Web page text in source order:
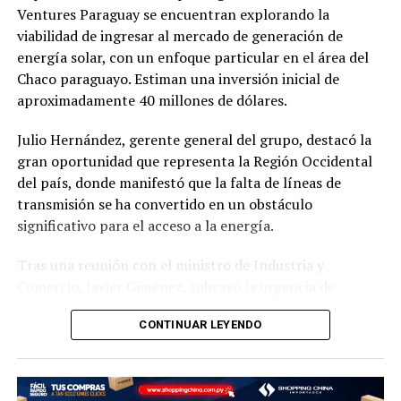
por valores de 18.500.000 y 10.400.000 guaraníes
respectivamente, sosteniendo que la señora Garrido
había pagado por todos los equipamientos e
infraestructura del comedor.
son facturas habían sido «anuladas por su titular» y que
«son de contenido falso», presuntamente completadas
por la Lic. Rosalba Garay, contadora que actualmente
trabaja con Garrido. De demostrarse que estos
documentos fueron anulados y carecen de valor legal,
contra de la denunciada.
En la denuncia, los afectados solicitan al fiscal que se
constituya en el local «Sabores del Alma» para realizar
un inventario de los bienes y disponer el secuestro
judicial de aquellos elementos cuya propiedad legítima
Ventures Paraguay se encuentran explorando la
viabilidad de ingresar al mercado de generación de
energía solar, con un enfoque particular en el área del
Chaco paraguayo. Estiman una inversión inicial de
aproximadamente 40 millones de dólares.
Julio Hernández, gerente general del grupo, destacó la
gran oportunidad que representa la Región Occidental
del país, donde manifestó que la falta de líneas de
transmisión se ha convertido en un obstáculo
significativo para el acceso a la energía.
Tras una reunión con el ministro de Industria y
proporcionar soluciones energéticas a una región en
desarrollo que no puede esperar más.
discusión, Hernández indicó que están evaluando las
CONTINUAR LEYENDO